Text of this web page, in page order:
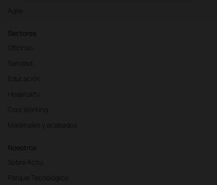
Agile
Sectores
Oficinas
Sanidad
Educación
Hospitality
Cool Working
Materiales y acabados
Nosotros
Sobre Actiu
Parque Tecnológico